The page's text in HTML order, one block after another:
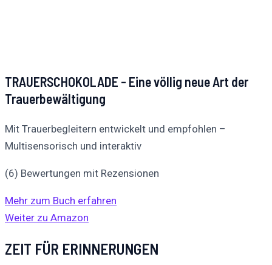
TRAUERSCHOKOLADE - Eine völlig neue Art der
Trauerbewältigung
Mit Trauerbegleitern entwickelt und empfohlen –
Multisensorisch und interaktiv
(6) Bewertungen mit Rezensionen
Mehr zum Buch erfahren
Weiter zu Amazon
ZEIT FÜR ERINNERUNGEN